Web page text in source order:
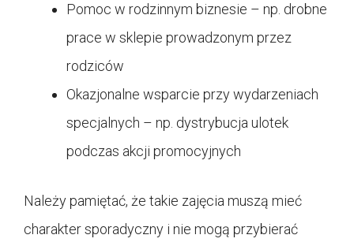
Pomoc w rodzinnym biznesie – np. drobne
prace w sklepie prowadzonym przez
rodziców
Okazjonalne wsparcie przy wydarzeniach
specjalnych – np. dystrybucja ulotek
podczas akcji promocyjnych
Należy pamiętać, że takie zajęcia muszą mieć
charakter sporadyczny i nie mogą przybierać